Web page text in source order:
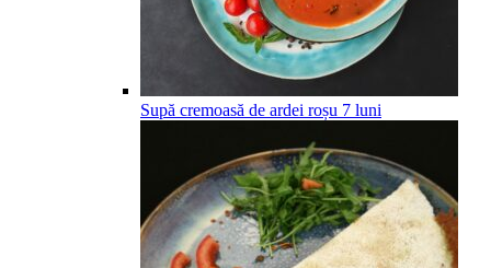
Supă cremoasă de ardei roșu 7 luni